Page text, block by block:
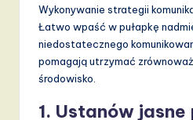
Wykonywanie strategii
Łatwo wpaść w pułapkę
niedostatecznego
pomagają utrzymać
środowisko.
1. Ustanów